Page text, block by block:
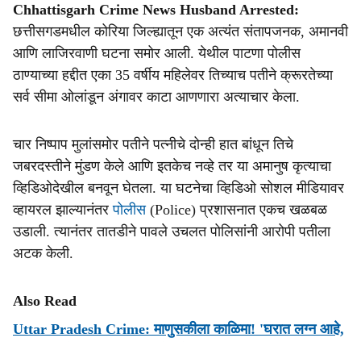
a
r
e
Chhattisgarh Crime News Husband Arrested:
छत्तीसगडमधील कोरिया जिल्ह्यातून एक अत्यंत संतापजनक, अमानवी
आणि लाजिरवाणी घटना समोर आली. येथील पाटणा पोलीस
ठाण्याच्या हद्दीत एका 35 वर्षीय महिलेवर तिच्याच पतीने क्रूरतेच्या
सर्व सीमा ओलांडून अंगावर काटा आणणारा अत्याचार केला.
चार निष्पाप मुलांसमोर पतीने पत्नीचे दोन्ही हात बांधून तिचे
जबरदस्तीने मुंडण केले आणि इतकेच नव्हे तर या अमानुष कृत्याचा
व्हिडिओदेखील बनवून घेतला. या घटनेचा व्हिडिओ सोशल मीडियावर
व्हायरल झाल्यानंतरपोलीस(Police) प्रशासनात एकच खळबळ
उडाली. त्यानंतर तातडीने पावले उचलत पोलिसांनी आरोपी पतीला
अटक केली.
Also Read
Uttar Pradesh Crime: माणुसकीला काळिमा! 'घरात लग्न आहे,